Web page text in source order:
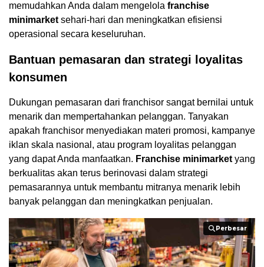
memudahkan Anda dalam mengelola franchise
minimarket sehari-hari dan meningkatkan efisiensi
operasional secara keseluruhan.
Bantuan pemasaran dan strategi loyalitas
konsumen
Dukungan pemasaran dari franchisor sangat bernilai untuk
menarik dan mempertahankan pelanggan. Tanyakan
apakah franchisor menyediakan materi promosi, kampanye
iklan skala nasional, atau program loyalitas pelanggan
yang dapat Anda manfaatkan. Franchise minimarket yang
berkualitas akan terus berinovasi dalam strategi
pemasarannya untuk membantu mitranya menarik lebih
banyak pelanggan dan meningkatkan penjualan.
Perbesar
Perbesar